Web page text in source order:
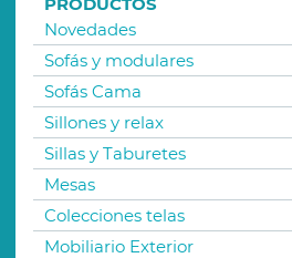
Novedades
Sofás y modulares
Sofás Cama
Sillones y relax
Sillas y Taburetes
Mesas
Colecciones telas
Mobiliario Exterior